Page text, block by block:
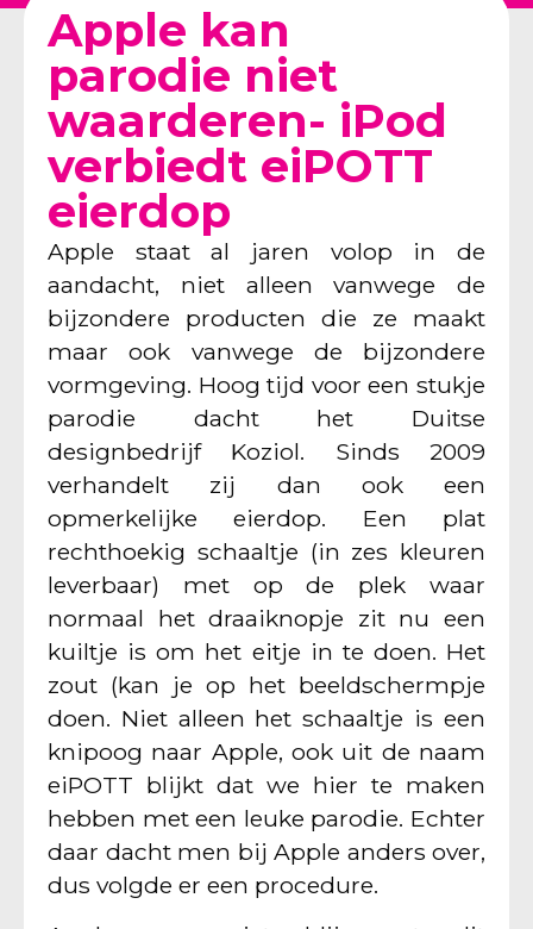
Apple kan
parodie niet
waarderen- iPod
verbiedt eiPOTT
eierdop
Apple staat al jaren volop in de
aandacht, niet alleen vanwege de
bijzondere producten die ze maakt
maar ook vanwege de bijzondere
vormgeving. Hoog tijd voor een stukje
parodie dacht het Duitse
designbedrijf Koziol. Sinds 2009
verhandelt zij dan ook een
opmerkelijke eierdop. Een plat
rechthoekig schaaltje (in zes kleuren
leverbaar) met op de plek waar
normaal het draaiknopje zit nu een
kuiltje is om het eitje in te doen. Het
zout (kan je op het beeldschermpje
doen. Niet alleen het schaaltje is een
knipoog naar Apple, ook uit de naam
eiPOTT blijkt dat we hier te maken
hebben met een leuke parodie. Echter
daar dacht men bij Apple anders over,
dus volgde er een procedure.